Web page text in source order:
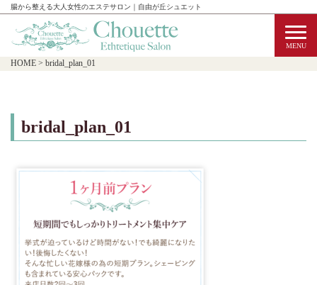
腸から整える大人女性のエステサロン｜自由が丘シュエット
HOME > bridal_plan_01
bridal_plan_01